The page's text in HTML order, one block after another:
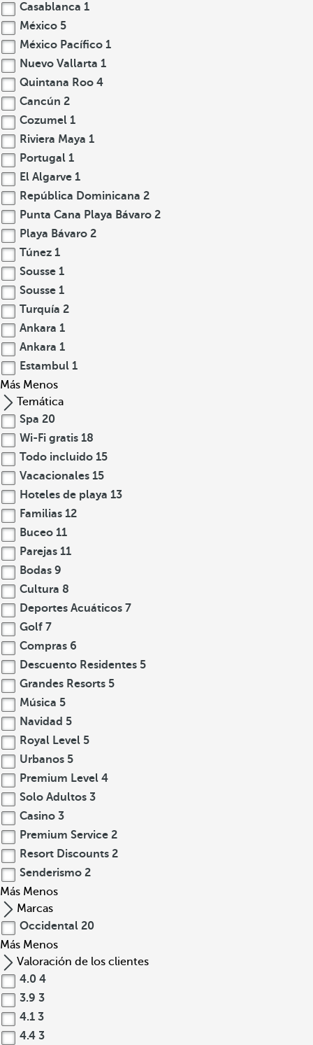
Casablanca 1
México 5
México Pacífico 1
Nuevo Vallarta 1
Quintana Roo 4
Cancún 2
Cozumel 1
Riviera Maya 1
Portugal 1
El Algarve 1
República Dominicana 2
Punta Cana Playa Bávaro 2
Playa Bávaro 2
Túnez 1
Sousse 1
Sousse 1
Turquía 2
Ankara 1
Ankara 1
Estambul 1
Más Menos
Temática
Spa 20
Wi-Fi gratis 18
Todo incluido 15
Vacacionales 15
Hoteles de playa 13
Familias 12
Buceo 11
Parejas 11
Bodas 9
Cultura 8
Deportes Acuáticos 7
Golf 7
Compras 6
Descuento Residentes 5
Grandes Resorts 5
Música 5
Navidad 5
Royal Level 5
Urbanos 5
Premium Level 4
Solo Adultos 3
Casino 3
Premium Service 2
Resort Discounts 2
Senderismo 2
Más Menos
Marcas
Occidental 20
Más Menos
Valoración de los clientes
4.0 4
3.9 3
4.1 3
4.4 3